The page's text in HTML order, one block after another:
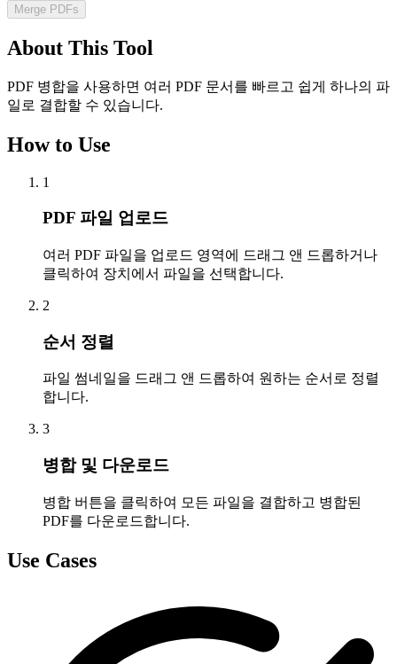
Merge PDFs
About This Tool
PDF 병합을 사용하면 여러 PDF 문서를 빠르고 쉽게 하나의 파
일로 결합할 수 있습니다.
How to Use
1
PDF 파일 업로드
여러 PDF 파일을 업로드 영역에 드래그 앤 드롭하거나
클릭하여 장치에서 파일을 선택합니다.
2
순서 정렬
파일 썸네일을 드래그 앤 드롭하여 원하는 순서로 정렬
합니다.
3
병합 및 다운로드
병합 버튼을 클릭하여 모든 파일을 결합하고 병합된
PDF를 다운로드합니다.
Use Cases